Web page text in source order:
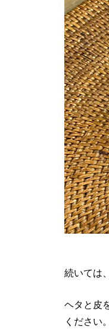
続いては
ヘタと皮
ください。